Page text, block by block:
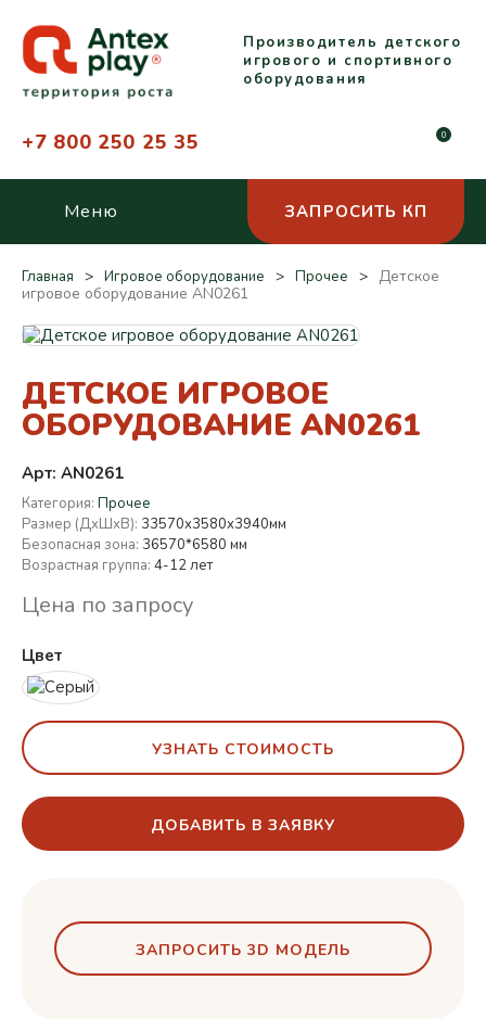
Производитель детского
игрового и спортивного
оборудования
+7 800 250 25 35 0
Меню ЗАПРОСИТЬ КП
Главная Игровое оборудование Прочее
Детское
игровое оборудование AN0261
ДЕТСКОЕ ИГРОВОЕ
ОБОРУДОВАНИЕ AN0261
Арт: AN0261
Категория: Прочее
Размер (ДхШхВ): 33570х3580х3940мм
Безопасная зона: 36570*6580 мм
Возрастная группа: 4-12 лет
Цена по запросу
Цвет
УЗНАТЬ СТОИМОСТЬ
ДОБАВИТЬ В ЗАЯВКУ
ЗАПРОСИТЬ 3D МОДЕЛЬ